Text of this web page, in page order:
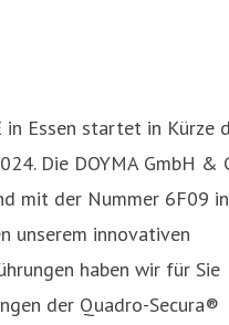
Essen startet in Kürze
Die DOYMA GmbH &
mit der Nummer 6F09 in
unserem innovativen
haben wir für Sie
der Quadro-Secura®